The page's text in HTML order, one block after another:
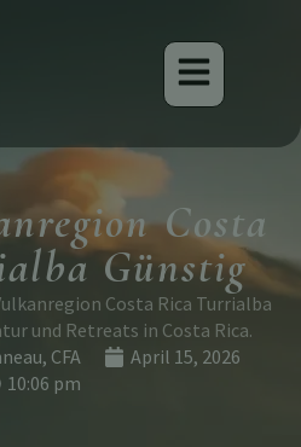
Costa
Günstig
Costa Rica Turrialba
und Retreats in Costa Rica.
CFA
April 15, 2026
10:06 pm